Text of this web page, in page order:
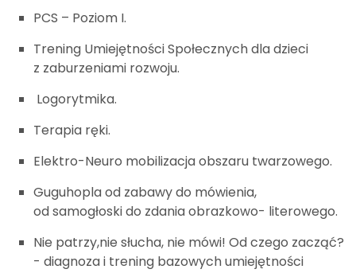
PCS – Poziom I.
Trening Umiejętności Społecznych dla dzieci
z zaburzeniami rozwoju.
Logorytmika.
Terapia ręki.
Elektro-Neuro mobilizacja obszaru twarzowego.
Guguhopla od zabawy do mówienia,
od samogłoski do zdania obrazkowo- literowego.
Nie patrzy,nie słucha, nie mówi! Od czego zacząć?
- diagnoza i trening bazowych umiejętności